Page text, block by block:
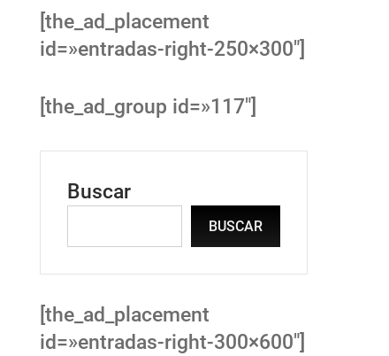
[the_ad_placement
id=»entradas-right-250×300″]
[the_ad_group id=»117″]
Buscar
BUSCAR
[the_ad_placement
id=»entradas-right-300×600″]